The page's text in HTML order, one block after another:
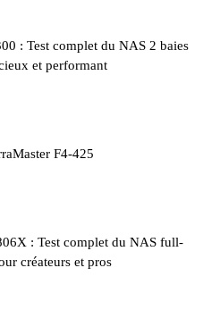
: Test complet du NAS 2 baies
et performant
F4-425
: Test complet du NAS full-
créateurs et pros